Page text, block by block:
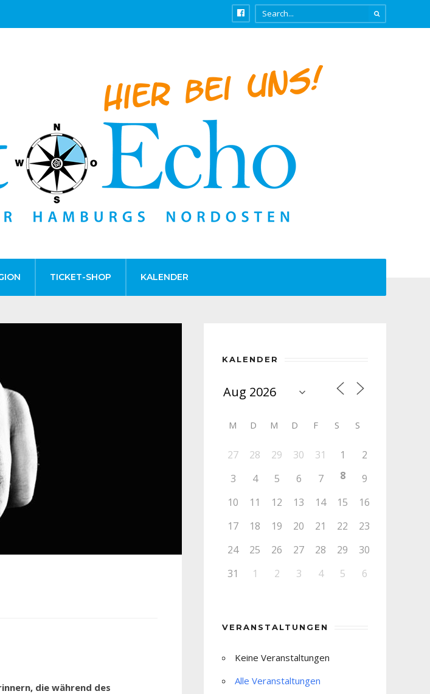
TICKET-SHOP KALENDER
die während des
KALENDER
M D M D F S S
27 28 29 30 31 1
2
3
4 5 6 7 8
9
10
11 12 13 14 15
16
17
18 19 20 21 22
23
24
25 26 27 28 29
30
31
1 2 3 4 5 6
VERANSTALTUNGEN
Keine Veranstaltungen
Alle Veranstaltungen